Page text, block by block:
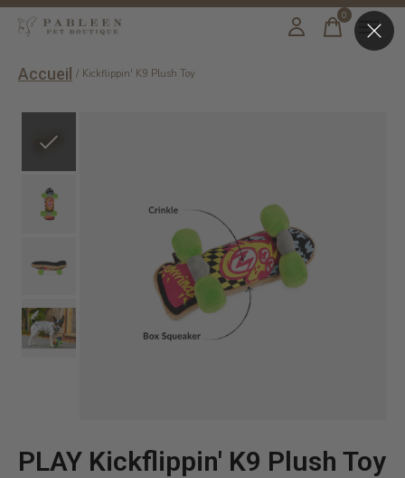
0items
Accueil / Kickflippin' K9 Plush Toy
PLAY Kickflippin' K9 Plush Toy